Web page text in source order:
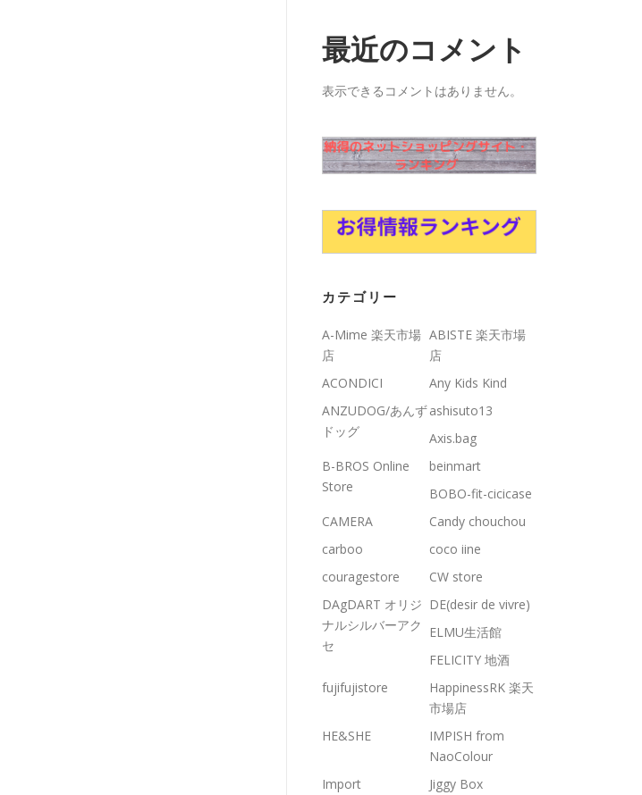
最近のコメント
表示できるコメントはありません。
カテゴリー
A-Mime 楽天市場
店
ABISTE 楽天市場
店
ACONDICI
Any Kids Kind
ANZUDOG/あんず
ドッグ
ashisuto13
Axis.bag
B-BROS Online
Store
beinmart
BOBO-fit-cicicase
CAMERA
Candy chouchou
carboo
coco iine
couragestore
CW store
DAgDART オリジ
ナルシルバーアク
セ
DE(desir de vivre)
ELMU生活館
FELICITY 地酒
fujifujistore
HappinessRK 楽天
市場店
HE&SHE
IMPISH from
NaoColour
Import
Jiggy Box